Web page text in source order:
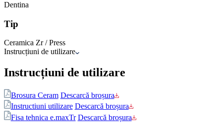
Dentina
Tip
Ceramica Zr / Press
Instrucțiuni de utilizare
Instrucțiuni de utilizare
Brosura Ceram Descarcă broșura
Instructiuni utilizare Descarcă broșura
Fisa tehnica e.maxTr Descarcă broșura